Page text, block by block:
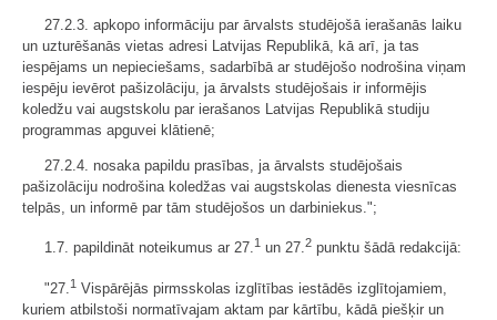
27.2.3. apkopo informāciju par ārvalsts studējošā ierašanās laiku
un uzturēšanās vietas adresi Latvijas Republikā, kā arī, ja tas
iespējams un nepieciešams, sadarbībā ar studējošo nodrošina viņam
iespēju ievērot pašizolāciju, ja ārvalsts studējošais ir informējis
koledžu vai augstskolu par ierašanos Latvijas Republikā studiju
programmas apguvei klātienē;
27.2.4. nosaka papildu prasības, ja ārvalsts studējošais
pašizolāciju nodrošina koledžas vai augstskolas dienesta viesnīcas
telpās, un informē par tām studējošos un darbiniekus.";
1.7. papildināt noteikumus ar 27.1 un 27.2 punktu šādā redakcijā:
"27. 1 Vispārējās pirmsskolas izglītības iestādēs izglītojamiem,
kuriem atbilstoši normatīvajam aktam par kārtību, kādā piešķir un